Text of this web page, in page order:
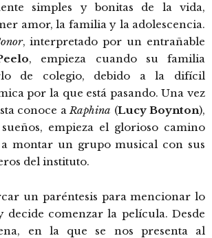
simples y bonitas de la vida,
amor, la familia y la adolescencia.
, interpretado por un entrañable
, empieza cuando su familia
de colegio, debido a la difícil
por la que está pasando. Una vez
conoce aRaphina (Lucy Boynton),
empieza el glorioso camino
montar un grupo musical con sus
del instituto.
un paréntesis para mencionar lo
decide comenzar la película. Desde
en la que se nos presenta al